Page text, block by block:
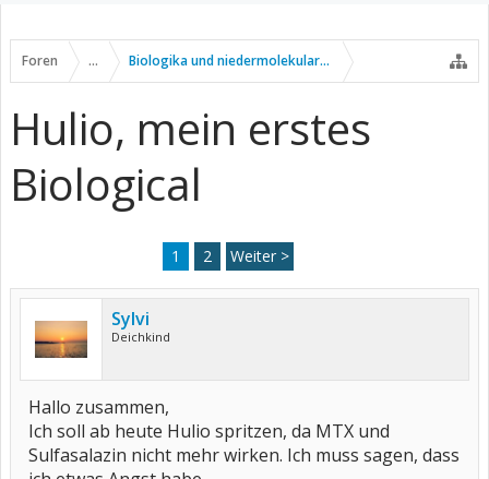
Foren ... Biologika und niedermolekulare Wirkstoffe
Hulio, mein erstes
Biological
1 2 Weiter >
Sylvi
Deichkind
Hallo zusammen,
Ich soll ab heute Hulio spritzen, da MTX und
Sulfasalazin nicht mehr wirken. Ich muss sagen, dass